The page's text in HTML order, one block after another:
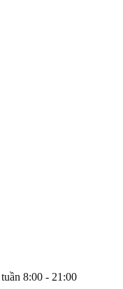
8:00 - 21:00